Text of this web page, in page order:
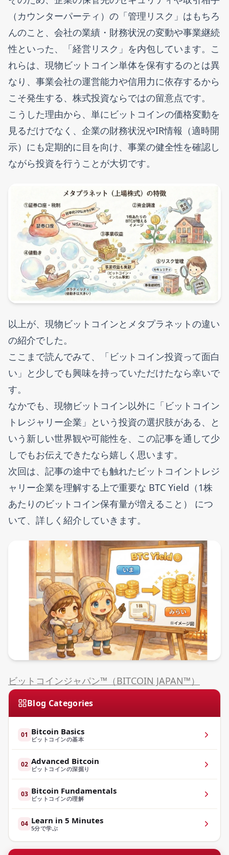
（カウンターパーティ）の「管理リスク」はもちろ
んのこと、会社の業績・財務状況の変動や事業継続
性といった、「経営リスク」を内包しています。こ
れらは、現物ビットコイン単体を保有するのとは異
なり、事業会社の運営能力や信用力に依存するから
こそ発生する、株式投資ならではの留意点です。
こうした理由から、単にビットコインの価格変動を
見るだけでなく、企業の財務状況やIR情報（適時開
示）にも定期的に目を向け、事業の健全性を確認し
ながら投資を行うことが大切です。
以上が、現物ビットコインとメタプラネットの違い
の紹介でした。
ここまで読んでみて、「ビットコイン投資って面白
い」と少しでも興味を持っていただけたなら幸いで
す。
なかでも、現物ビットコイン以外に「ビットコイン
トレジャリー企業」という投資の選択肢がある、と
いう新しい世界観や可能性を、この記事を通して少
しでもお伝えできたなら嬉しく思います。
次回は、記事の途中でも触れたビットコイントレジ
ャリー企業を理解する上で重要な BTC Yield（1株
あたりのビットコイン保有量が増えること） につ
いて、詳しく紹介していきます。
ビットコインジャパン™（BITCOIN JAPAN™）
Blog Categories
01 Bitcoin Basics
ビットコインの基本
02 Advanced Bitcoin
ビットコインの深掘り
03 Bitcoin Fundamentals
ビットコインの理解
04 Learn in 5 Minutes
5分で学ぶ